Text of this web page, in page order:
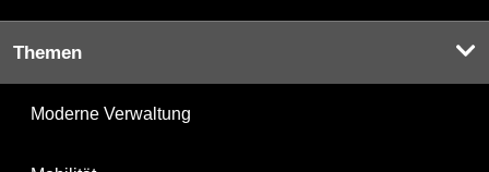
Themen
Moderne Verwaltung